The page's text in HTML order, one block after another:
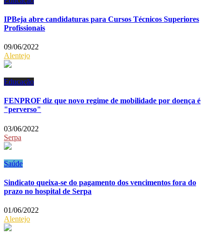
IPBeja abre candidaturas para Cursos Técnicos Superiores
Profissionais
09/06/2022
Alentejo
Educação
FENPROF diz que novo regime de mobilidade por doença é
"perverso"
03/06/2022
Serpa
Saúde
Sindicato queixa-se do pagamento dos vencimentos fora do
prazo no hospital de Serpa
01/06/2022
Alentejo